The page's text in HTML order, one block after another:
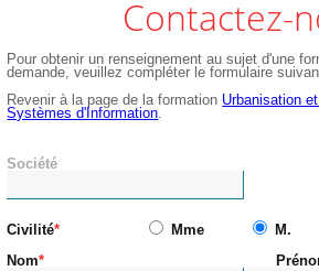
Contactez-
Pour obtenir un renseignement au sujet d'une
demande, veuillez compléter le formulaire
Revenir à la page de la formation Urbanisation
Systèmes d'Information
Société
Civilité Mme
M.
Nom